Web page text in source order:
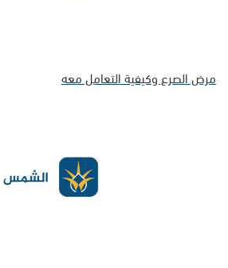
مرض الصرع وكيفية التعامل معه